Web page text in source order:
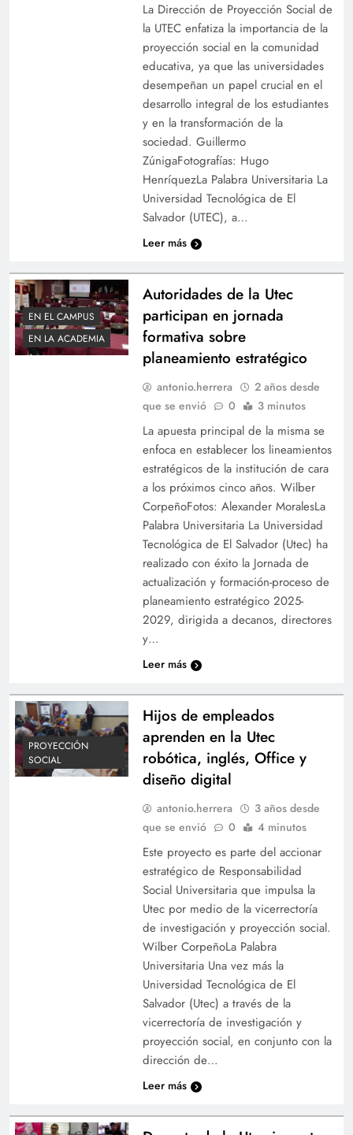
La Dirección de Proyección Social de
la UTEC enfatiza la importancia de la
proyección social en la comunidad
educativa, ya que las universidades
desempeñan un papel crucial en el
desarrollo integral de los estudiantes
y en la transformación de la
sociedad. Guillermo
ZúnigaFotografías: Hugo
HenríquezLa Palabra Universitaria La
Universidad Tecnológica de El
Salvador (UTEC), a…
Leer más
EN EL CAMPUS
EN LA ACADEMIA
Autoridades de la Utec
participan en jornada
formativa sobre
planeamiento estratégico
antonio.herrera
2 años desde
que se envió
0 3 minutos
La apuesta principal de la misma se
enfoca en establecer los lineamientos
estratégicos de la institución de cara
a los próximos cinco años. Wilber
CorpeñoFotos: Alexander MoralesLa
Palabra Universitaria La Universidad
Tecnológica de El Salvador (Utec) ha
realizado con éxito la Jornada de
actualización y formación-proceso de
planeamiento estratégico 2025-
2029, dirigida a decanos, directores
y…
Leer más
PROYECCIÓN
SOCIAL
Hijos de empleados
aprenden en la Utec
robótica, inglés, Office y
diseño digital
antonio.herrera
3 años desde
que se envió
0 4 minutos
Este proyecto es parte del accionar
estratégico de Responsabilidad
Social Universitaria que impulsa la
Utec por medio de la vicerrectoría
de investigación y proyección social.
Wilber CorpeñoLa Palabra
Universitaria Una vez más la
Universidad Tecnológica de El
Salvador (Utec) a través de la
vicerrectoría de investigación y
proyección social, en conjunto con la
dirección de…
Leer más